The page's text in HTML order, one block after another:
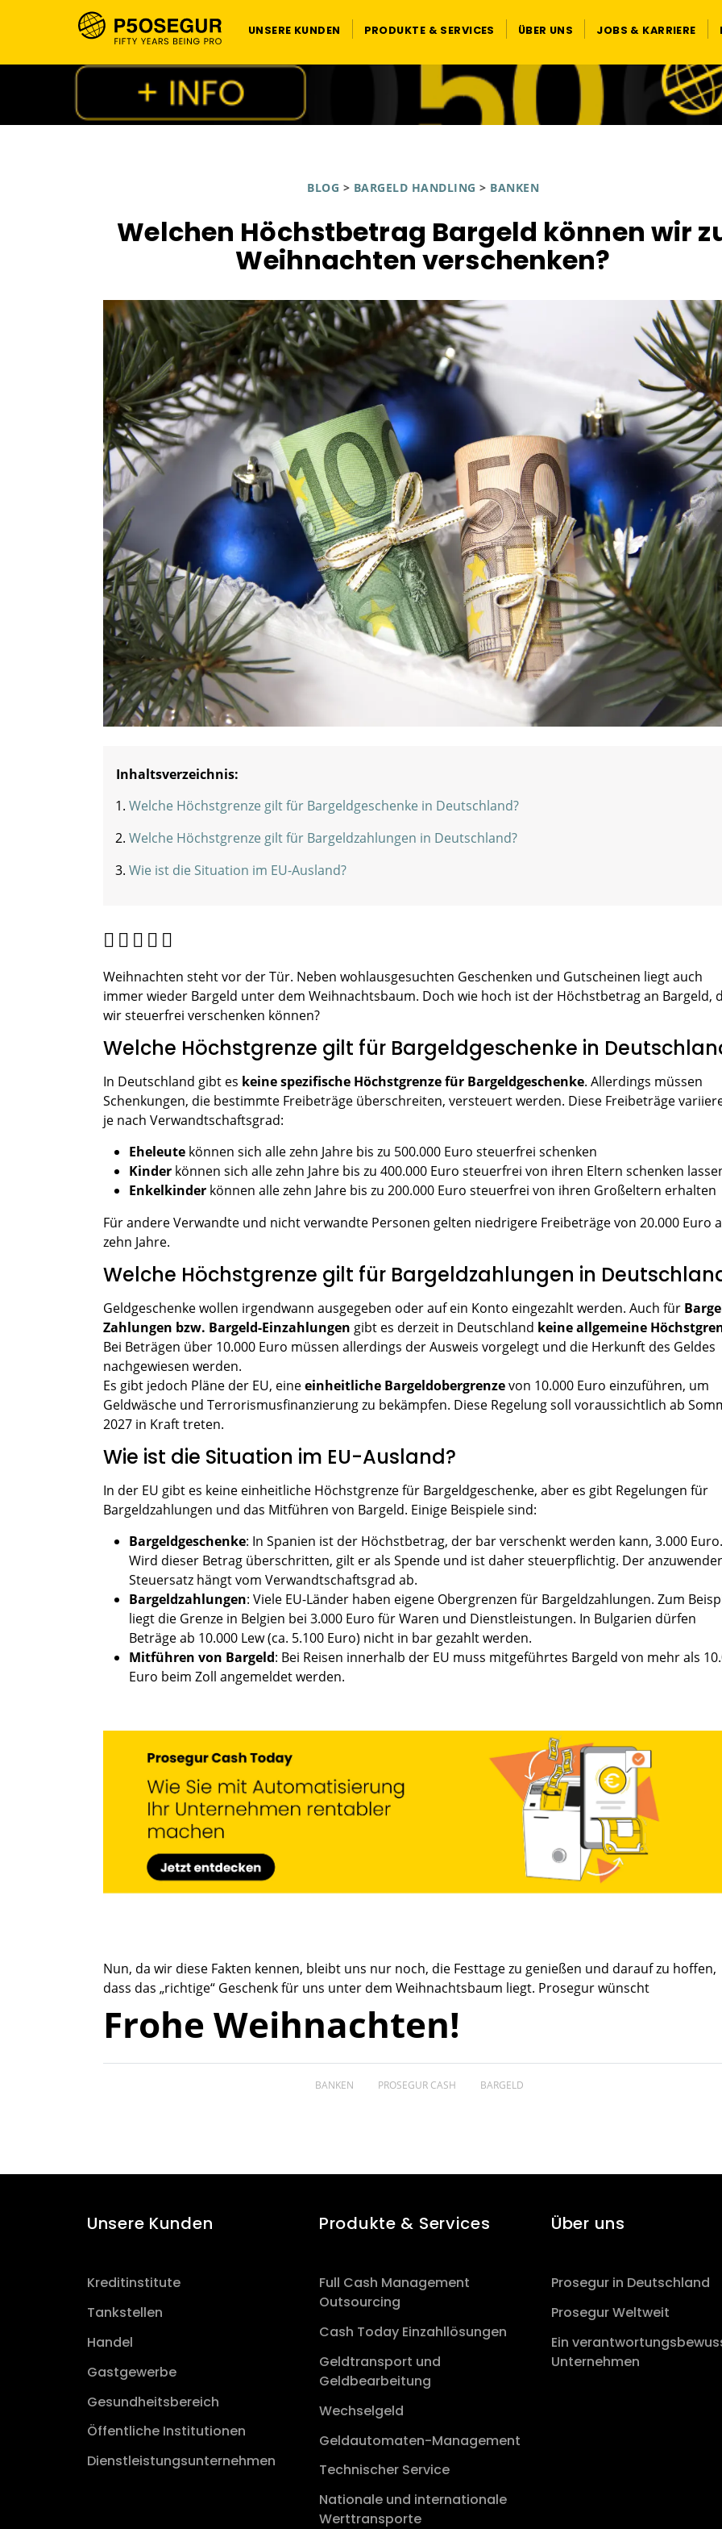
UNSERE KUNDEN PRODUKTE & SERVICES ÜBER UNS JOBS & KARRIERE
BLOG > BARGELD HANDLING > BANKEN
Welchen Höchstbetrag Bargeld können wir
Weihnachten verschenken?
Inhaltsverzeichnis:
Welche Höchstgrenze gilt für Bargeldgeschenke in Deutschland?
Welche Höchstgrenze gilt für Bargeldzahlungen in Deutschland?
Wie ist die Situation im EU-Ausland?
Weihnachten steht vor der Tür. Neben wohlausgesuchten Geschenken und Gutscheinen liegt auch
immer wieder Bargeld unter dem Weihnachtsbaum. Doch wie hoch ist der Höchstbetrag an Bargeld,
wir steuerfrei verschenken können?
Welche Höchstgrenze gilt für Bargeldgeschenke in
In Deutschland gibt es keine spezifische Höchstgrenze für Bargeldgeschenke. Allerdings müssen
Schenkungen, die bestimmte Freibeträge überschreiten, versteuert werden. Diese Freibeträge
je nach Verwandtschaftsgrad:
Eheleute können sich alle zehn Jahre bis zu 500.000 Euro steuerfrei schenken
Kinder können sich alle zehn Jahre bis zu 400.000 Euro steuerfrei von ihren Eltern schenken
Enkelkinder können alle zehn Jahre bis zu 200.000 Euro steuerfrei von ihren Großeltern erhalten
Für andere Verwandte und nicht verwandte Personen gelten niedrigere Freibeträge von 20.000 Euro
zehn Jahre.
Welche Höchstgrenze gilt für Bargeldzahlungen in
Geldgeschenke wollen irgendwann ausgegeben oder auf ein Konto eingezahlt werden. Auch für
Zahlungen bzw. Bargeld-Einzahlungen gibt es derzeit in Deutschland keine allgemeine
Bei Beträgen über 10.000 Euro müssen allerdings der Ausweis vorgelegt und die Herkunft des Geldes
nachgewiesen werden.
Es gibt jedoch Pläne der EU, eineeinheitliche Bargeldobergrenzevon 10.000 Euro einzuführen, um
Geldwäsche und Terrorismusfinanzierung zu bekämpfen. Diese Regelung soll voraussichtlich ab
2027 in Kraft treten.
Wie ist die Situation im EU-Ausland?
In der EU gibt es keine einheitliche Höchstgrenze für Bargeldgeschenke, aber es gibt Regelungen für
Bargeldzahlungen und das Mitführen von Bargeld. Einige Beispiele sind:
Bargeldgeschenke: In Spanien ist der Höchstbetrag, der bar verschenkt werden kann, 3.000 Euro.
Wird dieser Betrag überschritten, gilt er als Spende und ist daher steuerpflichtig. Der
Steuersatz hängt vom Verwandtschaftsgrad ab.
Bargeldzahlungen: Viele EU-Länder haben eigene Obergrenzen für Bargeldzahlungen. Zum
liegt die Grenze in Belgien bei 3.000 Euro für Waren und Dienstleistungen. In Bulgarien dürfen
Beträge ab 10.000 Lew (ca. 5.100 Euro) nicht in bar gezahlt werden.
Mitführen von Bargeld: Bei Reisen innerhalb der EU muss mitgeführtes Bargeld von mehr als
Euro beim Zoll angemeldet werden.
Nun, da wir diese Fakten kennen, bleibt uns nur noch, die Festtage zu genießen und darauf zu hoffen,
dass das „richtige“ Geschenk für uns unter dem Weihnachtsbaum liegt. Prosegur wünscht
Frohe Weihnachten!
BANKEN PROSEGUR CASH BARGELD
Unsere Kunden
Kreditinstitute
Tankstellen
Handel
Gastgewerbe
Gesundheitsbereich
Öffentliche Institutionen
Dienstleistungsunternehmen
Produkte & Services
Full Cash Management
Outsourcing
Cash Today Einzahllösungen
Geldtransport und
Geldbearbeitung
Wechselgeld
Geldautomaten-Management
Technischer Service
Nationale und internationale
Werttransporte
Über uns
Prosegur in Deutschland
Prosegur Weltweit
Ein
Unternehmen